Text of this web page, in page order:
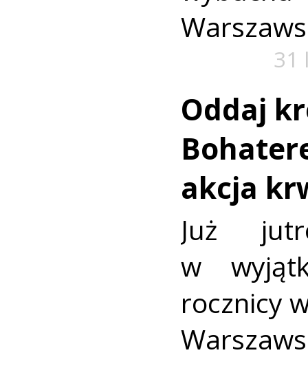
31
Oddaj
akcja
Już
w
rocznicy